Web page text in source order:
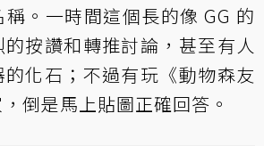
。一時間這個長的像 GG 的
按讚和轉推討論，甚至有人
化石；不過有玩《動物森友
倒是馬上貼圖正確回答。